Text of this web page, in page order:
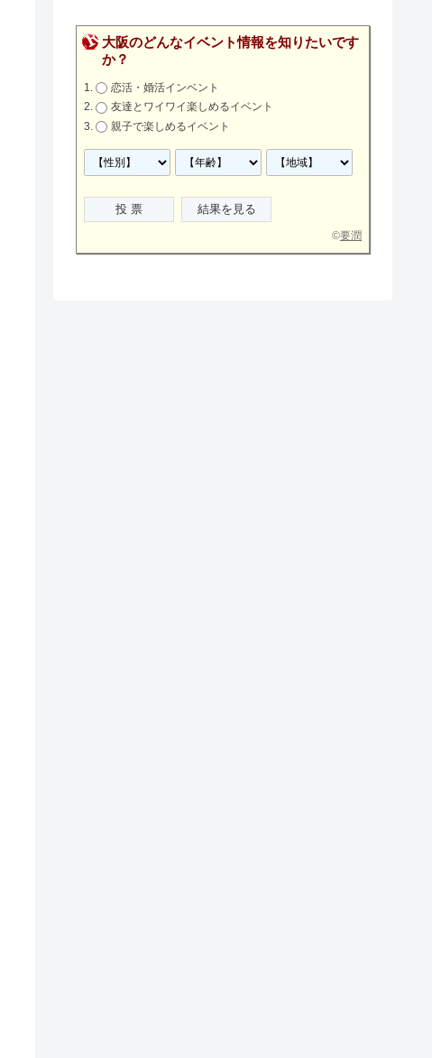
大阪のどんなイベント情報を知りたいです
か？
恋活・婚活インベント
友達とワイワイ楽しめるイベント
親子で楽しめるイベント
©要潤